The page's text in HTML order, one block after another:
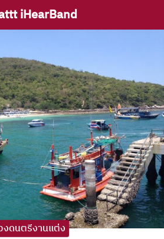
iHearBand
งดนตรีงานแต่ง